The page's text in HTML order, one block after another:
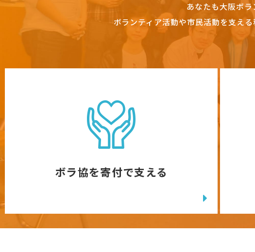
あなたも大阪ボ
ボランティア活動や市民活動を支え
ボラ協を寄付で支える